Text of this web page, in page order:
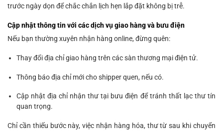
trước ngày dọn để chắc chắn lịch hẹn lắp đặt không bị trễ.
Cập nhật thông tin với các dịch vụ giao hàng và bưu điện
Nếu bạn thường xuyên nhận hàng online, đừng quên:
Thay đổi địa chỉ giao hàng trên các sàn thương mại điện tử.
Thông báo địa chỉ mới cho shipper quen, nếu có.
Cập nhật địa chỉ nhận thư tại bưu điện để tránh thất lạc thư tín
quan trọng.
Chỉ cần thiếu bước này, việc nhận hàng hóa, thư từ sau khi chuyển